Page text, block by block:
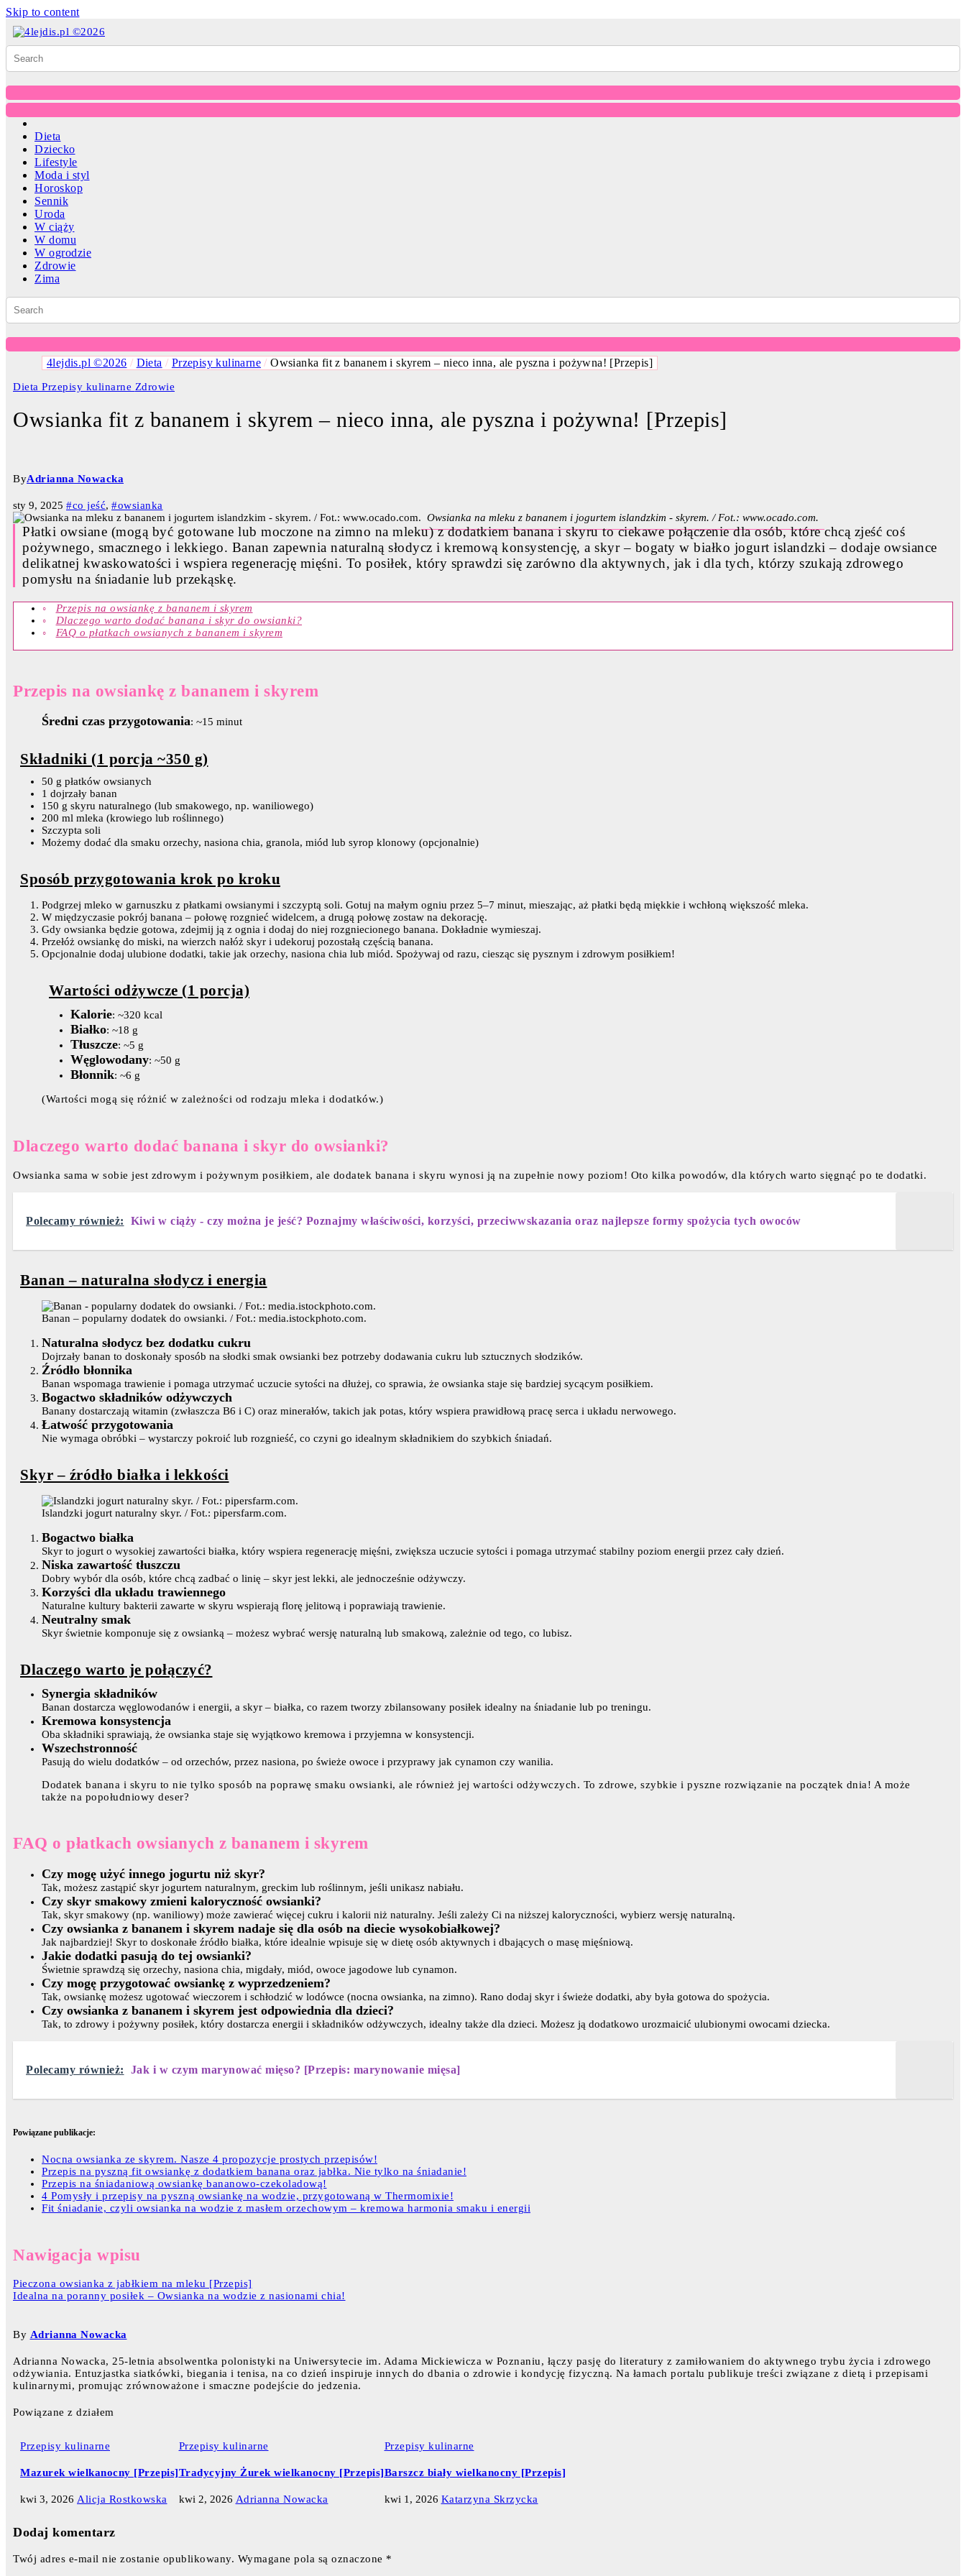
Skip to content
Dieta
Dziecko
Lifestyle
Moda i styl
Horoskop
Sennik
Uroda
W ciąży
W domu
W ogrodzie
Zdrowie
Zima
4lejdis.pl ©2026 / Dieta / Przepisy kulinarne /Owsianka fit z bananem i skyrem – nieco inna, ale pyszna i pożywna! [Przepis]
Dieta Przepisy kulinarne Zdrowie
Owsianka fit z bananem i skyrem – nieco inna, ale pyszna i pożywna! [Przepis]
ByAdrianna Nowacka
sty 9, 2025 #co jeść, #owsianka
Owsianka na mleku z bananem i jogurtem islandzkim - skyrem. / Fot.: www.ocado.com.
Płatki owsiane (mogą być gotowane lub moczone na zimno na mleku) z dodatkiem banana i skyru to ciekawe połączenie dla osób, które chcą zjeść coś
pożywnego, smacznego i lekkiego. Banan zapewnia naturalną słodycz i kremową konsystencję, a skyr – bogaty w białko jogurt islandzki – dodaje owsiance
delikatnej kwaskowatości i wspiera regenerację mięśni. To posiłek, który sprawdzi się zarówno dla aktywnych, jak i dla tych, którzy szukają zdrowego
pomysłu na śniadanie lub przekąskę.
Przepis na owsiankę z bananem i skyrem
Dlaczego warto dodać banana i skyr do owsianki?
FAQ o płatkach owsianych z bananem i skyrem
Przepis na owsiankę z bananem i skyrem
Średni czas przygotowania: ~15 minut
Składniki (1 porcja ~350 g)
50 g płatków owsianych
1 dojrzały banan
150 g skyru naturalnego (lub smakowego, np. waniliowego)
200 ml mleka (krowiego lub roślinnego)
Szczypta soli
Możemy dodać dla smaku orzechy, nasiona chia, granola, miód lub syrop klonowy (opcjonalnie)
Sposób przygotowania krok po kroku
Podgrzej mleko w garnuszku z płatkami owsianymi i szczyptą soli. Gotuj na małym ogniu przez 5–7 minut, mieszając, aż płatki będą miękkie i wchłoną większość mleka.
W międzyczasie pokrój banana – połowę rozgnieć widelcem, a drugą połowę zostaw na dekorację.
Gdy owsianka będzie gotowa, zdejmij ją z ognia i dodaj do niej rozgniecionego banana. Dokładnie wymieszaj.
Przełóż owsiankę do miski, na wierzch nałóż skyr i udekoruj pozostałą częścią banana.
Opcjonalnie dodaj ulubione dodatki, takie jak orzechy, nasiona chia lub miód. Spożywaj od razu, ciesząc się pysznym i zdrowym posiłkiem!
Wartości odżywcze (1 porcja)
Kalorie: ~320 kcal
Białko: ~18 g
Tłuszcze: ~5 g
Węglowodany: ~50 g
Błonnik: ~6 g
(Wartości mogą się różnić w zależności od rodzaju mleka i dodatków.)
Dlaczego warto dodać banana i skyr do owsianki?
Owsianka sama w sobie jest zdrowym i pożywnym posiłkiem, ale dodatek banana i skyru wynosi ją na zupełnie nowy poziom! Oto kilka powodów, dla których warto sięgnąć po te dodatki.
Polecamy również: Kiwi w ciąży - czy można je jeść? Poznajmy właściwości, korzyści, przeciwwskazania oraz najlepsze formy spożycia tych owoców
Banan – naturalna słodycz i energia
Banan – popularny dodatek do owsianki. / Fot.: media.istockphoto.com.
Naturalna słodycz bez dodatku cukru
Dojrzały banan to doskonały sposób na słodki smak owsianki bez potrzeby dodawania cukru lub sztucznych słodzików.
Źródło błonnika
Banan wspomaga trawienie i pomaga utrzymać uczucie sytości na dłużej, co sprawia, że owsianka staje się bardziej sycącym posiłkiem.
Bogactwo składników odżywczych
Banany dostarczają witamin (zwłaszcza B6 i C) oraz minerałów, takich jak potas, który wspiera prawidłową pracę serca i układu nerwowego.
Łatwość przygotowania
Nie wymaga obróbki – wystarczy pokroić lub rozgnieść, co czyni go idealnym składnikiem do szybkich śniadań.
Skyr – źródło białka i lekkości
Islandzki jogurt naturalny skyr. / Fot.: pipersfarm.com.
Bogactwo białka
Skyr to jogurt o wysokiej zawartości białka, który wspiera regenerację mięśni, zwiększa uczucie sytości i pomaga utrzymać stabilny poziom energii przez cały dzień.
Niska zawartość tłuszczu
Dobry wybór dla osób, które chcą zadbać o linię – skyr jest lekki, ale jednocześnie odżywczy.
Korzyści dla układu trawiennego
Naturalne kultury bakterii zawarte w skyru wspierają florę jelitową i poprawiają trawienie.
Neutralny smak
Skyr świetnie komponuje się z owsianką – możesz wybrać wersję naturalną lub smakową, zależnie od tego, co lubisz.
Dlaczego warto je połączyć?
Synergia składników
Banan dostarcza węglowodanów i energii, a skyr – białka, co razem tworzy zbilansowany posiłek idealny na śniadanie lub po treningu.
Kremowa konsystencja
Oba składniki sprawiają, że owsianka staje się wyjątkowo kremowa i przyjemna w konsystencji.
Wszechstronność
Pasują do wielu dodatków – od orzechów, przez nasiona, po świeże owoce i przyprawy jak cynamon czy wanilia.
Dodatek banana i skyru to nie tylko sposób na poprawę smaku owsianki, ale również jej wartości odżywczych. To zdrowe, szybkie i pyszne rozwiązanie na początek dnia! A może
także na popołudniowy deser?
FAQ o płatkach owsianych z bananem i skyrem
Czy mogę użyć innego jogurtu niż skyr?
Tak, możesz zastąpić skyr jogurtem naturalnym, greckim lub roślinnym, jeśli unikasz nabiału.
Czy skyr smakowy zmieni kaloryczność owsianki?
Tak, skyr smakowy (np. waniliowy) może zawierać więcej cukru i kalorii niż naturalny. Jeśli zależy Ci na niższej kaloryczności, wybierz wersję naturalną.
Czy owsianka z bananem i skyrem nadaje się dla osób na diecie wysokobiałkowej?
Jak najbardziej! Skyr to doskonałe źródło białka, które idealnie wpisuje się w dietę osób aktywnych i dbających o masę mięśniową.
Jakie dodatki pasują do tej owsianki?
Świetnie sprawdzą się orzechy, nasiona chia, migdały, miód, owoce jagodowe lub cynamon.
Czy mogę przygotować owsiankę z wyprzedzeniem?
Tak, owsiankę możesz ugotować wieczorem i schłodzić w lodówce (nocna owsianka, na zimno). Rano dodaj skyr i świeże dodatki, aby była gotowa do spożycia.
Czy owsianka z bananem i skyrem jest odpowiednia dla dzieci?
Tak, to zdrowy i pożywny posiłek, który dostarcza energii i składników odżywczych, idealny także dla dzieci. Możesz ją dodatkowo urozmaicić ulubionymi owocami dziecka.
Polecamy również: Jak i w czym marynować mięso? [Przepis: marynowanie mięsa]
Powiązane publikacje:
Nocna owsianka ze skyrem. Nasze 4 propozycje prostych przepisów!
Przepis na pyszną fit owsiankę z dodatkiem banana oraz jabłka. Nie tylko na śniadanie!
Przepis na śniadaniową owsiankę bananowo-czekoladową!
4 Pomysły i przepisy na pyszną owsiankę na wodzie, przygotowaną w Thermomixie!
Fit śniadanie, czyli owsianka na wodzie z masłem orzechowym – kremowa harmonia smaku i energii
Nawigacja wpisu
Pieczona owsianka z jabłkiem na mleku [Przepis]
Idealna na poranny posiłek – Owsianka na wodzie z nasionami chia!
By Adrianna Nowacka
Adrianna Nowacka, 25-letnia absolwentka polonistyki na Uniwersytecie im. Adama Mickiewicza w Poznaniu, łączy pasję do literatury z zamiłowaniem do aktywnego trybu życia i zdrowego
odżywiania. Entuzjastka siatkówki, biegania i tenisa, na co dzień inspiruje innych do dbania o zdrowie i kondycję fizyczną. Na łamach portalu publikuje treści związane z dietą i przepisami
kulinarnymi, promując zrównoważone i smaczne podejście do jedzenia.
Powiązane z działem
Przepisy kulinarne
Mazurek wielkanocny [Przepis]
kwi 3, 2026 Alicja Rostkowska
Przepisy kulinarne
Tradycyjny Żurek wielkanocny [Przepis]
kwi 2, 2026 Adrianna Nowacka
Przepisy kulinarne
Barszcz biały wielkanocny [Przepis]
kwi 1, 2026 Katarzyna Skrzycka
Dodaj komentarz
Twój adres e-mail nie zostanie opublikowany. Wymagane pola są oznaczone *